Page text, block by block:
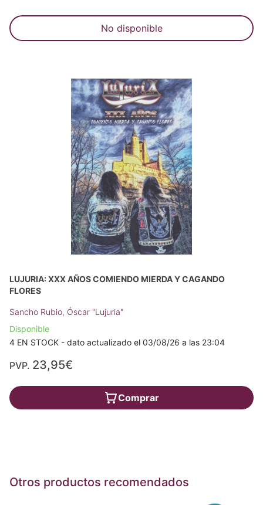
No disponible
LUJURIA: XXX AÑOS COMIENDO MIERDA Y CAGANDO
FLORES
Sancho Rubio, Óscar "Lujuria"
Disponible
4 EN STOCK - dato actualizado el 03/08/26 a las 23:04
PVP. 23,95€
Comprar
Otros productos recomendados